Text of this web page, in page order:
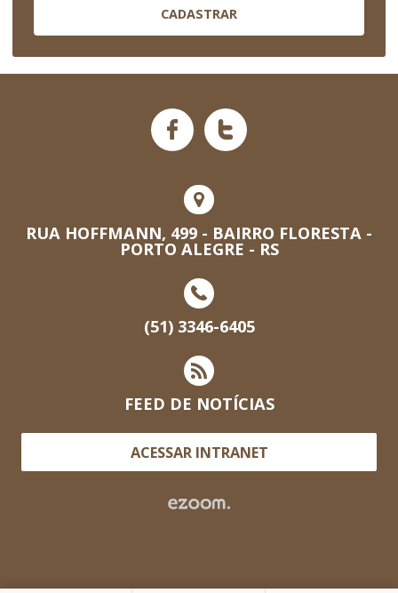
CADASTRAR
RUA HOFFMANN, 499 - BAIRRO FLORESTA -
PORTO ALEGRE - RS
(51) 3346-6405
FEED DE NOTÍCIAS
ACESSAR INTRANET